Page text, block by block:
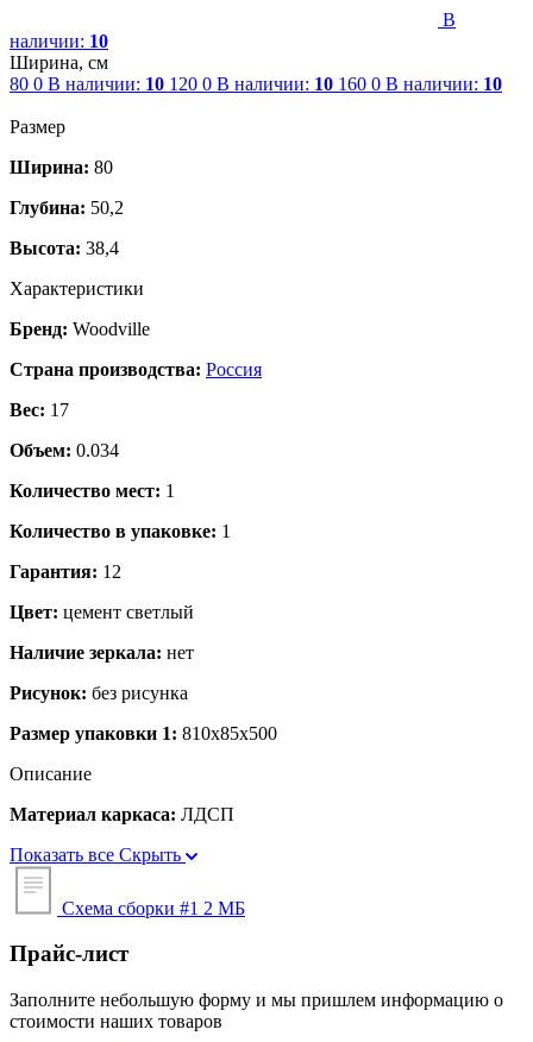
В
наличии: 10
Ширина, см
80 0 В наличии: 10 120 0 В наличии: 10 160 0 В наличии: 10
Размер
Ширина: 80
Глубина: 50,2
Высота: 38,4
Характеристики
Бренд: Woodville
Страна производства: Россия
Вес: 17
Объем: 0.034
Количество мест: 1
Количество в упаковке: 1
Гарантия: 12
Цвет: цемент светлый
Наличие зеркала: нет
Рисунок: без рисунка
Размер упаковки 1: 810х85х500
Описание
Материал каркаса: ЛДСП
Показать все Скрыть
Схема сборки #1 2 МБ
Прайс-лист
Заполните небольшую форму и мы пришлем информацию о
стоимости наших товаров